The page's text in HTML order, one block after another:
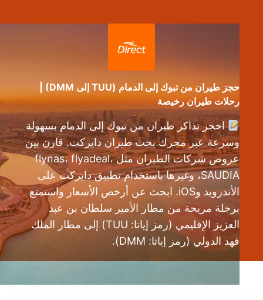
حجز طيران من تبوك إلى الدمام (TUU إلى DMM) |
رحلات طيران رخيصة
احجز تذاكر طيران من تبوك إلى الدمام بسهولة
وسرعة عبر محرك بحث طيران دايركت. قارن بين
عروض شركات الطيران مثل flynas، flyadeal،
SAUDIA، وغيرها باستخدام تطبيق دايركت على
الأندرويد وiOS. ابحث عن أرخص الأسعار واستمتع
برحلة مريحة من مطار الأمير سلطان بن عبد
العزيز الإقليمي (رمز إياتا: TUU) إلى مطار الملك
فهد الدولي (رمز إياتا: DMM).